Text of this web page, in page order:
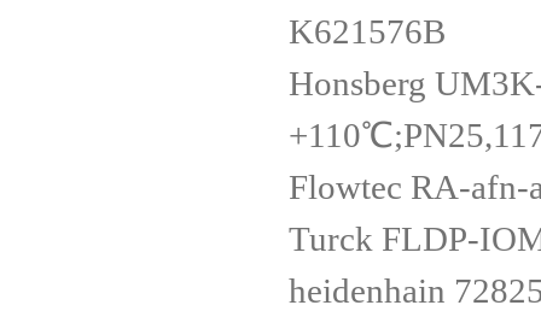
K621576B
Honsberg
Flowtec RA-afn-
Turck FLDP-
heidenhain